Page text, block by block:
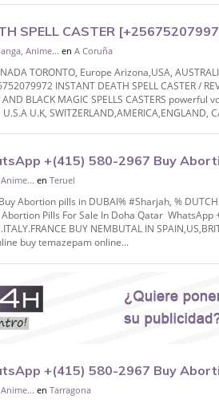
SPELL CASTER
AUSTRALIA,UK,NORTH
Anime... enA Coruña
TORONTO, Europe Arizona,USA,
INSTANT DEATH SPELL CASTER /
AND BLACK MAGIC SPELLS CASTERS powerful
U.S.A U.K, SWITZERLAND,AMERICA,ENGLAND,
+(415) 580-2967 Buy
Dhabi, @RUSSIAN, Ajman In
enTeruel
Abortion pills in DUBAI% #Sharjah, %
Pills For Sale In Doha Qatar WhatsApp
BUY NEMBUTAL IN
buy temazepam online...
+(415) 580-2967 Buy
Dhabi, @RUSSIAN, Ajman In
enTarragona